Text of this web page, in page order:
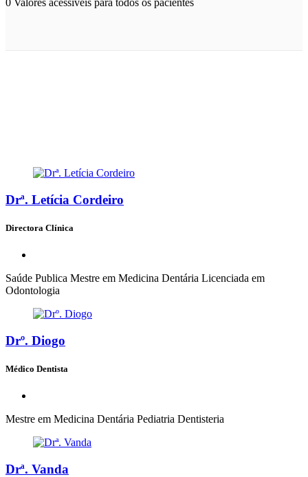
0 Valores acessíveis para todos os pacientes
Drª. Letícia Cordeiro
Directora Clínica
Saúde Publica Mestre em Medicina Dentária Licenciada em
Odontologia
Drº. Diogo
Médico Dentista
Mestre em Medicina Dentária Pediatria Dentisteria
Drª. Vanda